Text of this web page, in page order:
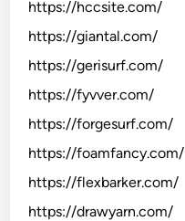
https://hccsite.com/
https://giantal.com/
https://gerisurf.com/
https://fyvver.com/
https://forgesurf.com/
https://foamfancy.com/
https://flexbarker.com/
https://drawyarn.com/